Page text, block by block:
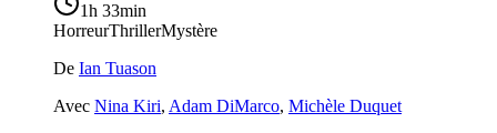
1h 33min
HorreurThrillerMystère
De Ian Tuason
Avec Nina Kiri, Adam DiMarco, Michèle Duquet